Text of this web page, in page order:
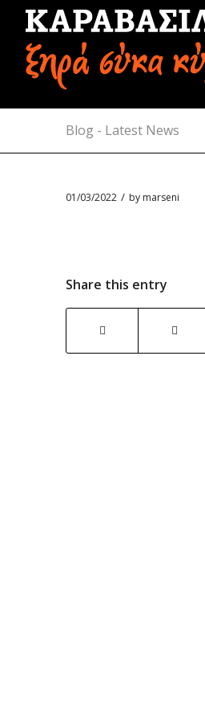
Blog - Latest News
01/03/2022 / by marseni
Share this entry